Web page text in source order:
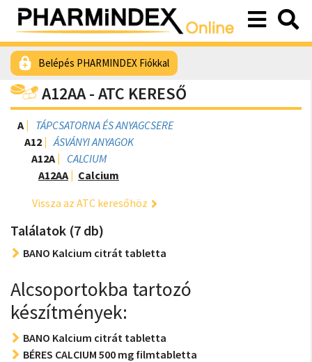
Belépés PHARMINDEX Fiókkal
A12AA - ATC KERESŐ
A
TÁPCSATORNA ÉS ANYAGCSERE
A12
ÁSVÁNYI ANYAGOK
A12A
CALCIUM
A12AA
Calcium
Vissza az ATC keresőhöz
Találatok (7 db)
BANO Kalcium citrát tabletta
Alcsoportokba tartozó
készítmények:
BANO Kalcium citrát tabletta
BÉRES CALCIUM 500 mg filmtabletta